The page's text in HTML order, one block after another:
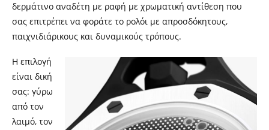
δερμάτινο αναδέτη με ραφή με χρωματική αντίθεση που
σας επιτρέπει να φοράτε το ρολόι με απροσδόκητους,
παιχνιδιάρικους και δυναμικούς τρόπους.
Η επιλογή
είναι δική
σας: γύρω
από τον
λαιμό, τον